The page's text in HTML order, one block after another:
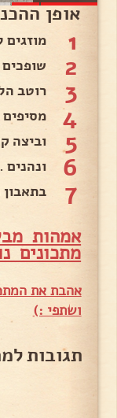
אופן
1
2
3 רוטב
4 מסיפים
5 וביצה
6 ונהנים .
7 בתאבון
אמהות
מתכונים
אהבת את
ושתפי :)
תגובות